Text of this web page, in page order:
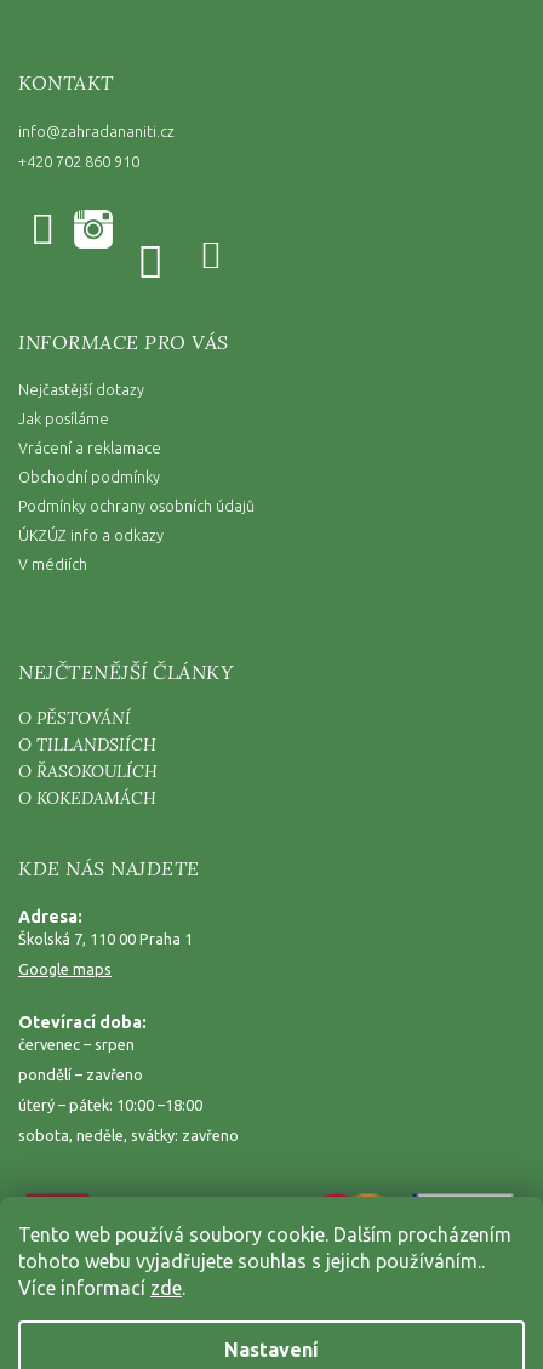
Tento web používá soubory cookie. Dalším procházením
tohoto webu vyjadřujete souhlas s jejich používáním..
Více informací zde.
Nastavení
KONTAKT
info@zahradananiti.cz
+420 702 860 910
INFORMACE PRO VÁS
Nejčastější dotazy
Jak posíláme
Vrácení a reklamace
Obchodní podmínky
Podmínky ochrany osobních údajů
ÚKZÚZ info a odkazy
V médiích
NEJČTENĚJŠÍ ČLÁNKY
O PĚSTOVÁNÍ
O TILLANDSIÍCH
O ŘASOKOULÍCH
O KOKEDAMÁCH
KDE NÁS NAJDETE
Adresa:
Školská 7, 110 00 Praha 1
Google maps
Otevírací doba:
červenec – srpen
pondělí – zavřeno
úterý – pátek: 10:00 –18:00
sobota, neděle, svátky: zavřeno
Zahrada na niti. Všechna práva vyhrazena.